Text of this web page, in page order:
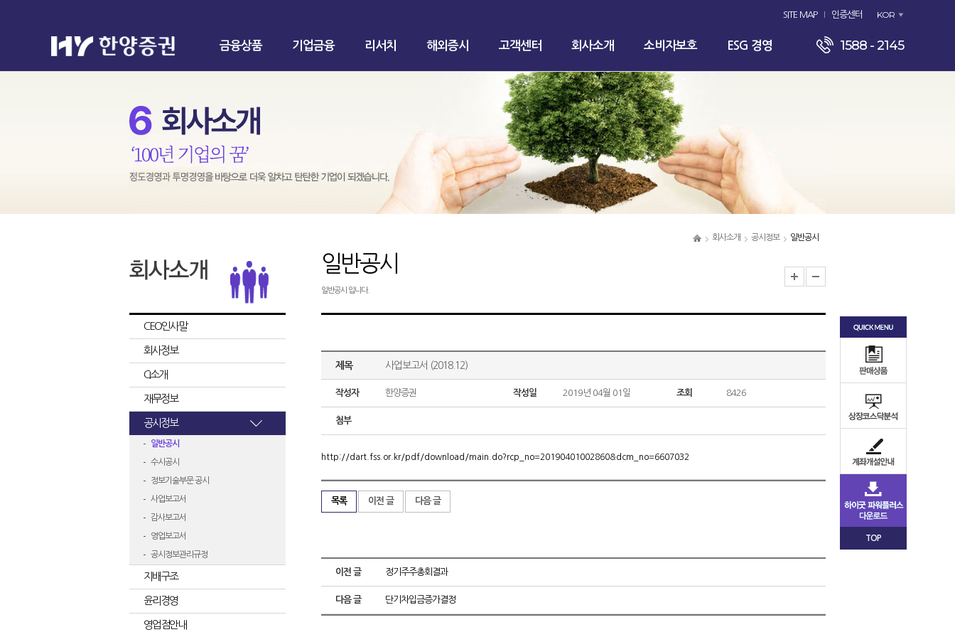
SITE MAP 인증센터 KOR
금융상품 기업금융 리서치 해외증시 고객센터 회사소개 소비자보호 ESG 경영 1588 - 2145
회사소개 공시정보 일반공시
CEO인사말
회사정보
CI소개
재무정보
공시정보
일반공시
수시공시
정보기술부문 공시
사업보고서
감사보고서
영업보고서
공시정보관리규정
지배구조
윤리경영
영업점안내
일반공시
일반공시 입니다.
제목 사업보고서 (2018.12)
작성자 한양증권 작성일 2019년 04월 01일 조회 8426
첨부
http://dart.fss.or.kr/pdf/download/main.do?rcp_no=20190401002860&dcm_no=6607032
목록 이전 글 다음 글
이전 글 정기주주총회결과
다음 글 단기차입금증가결정
TOP